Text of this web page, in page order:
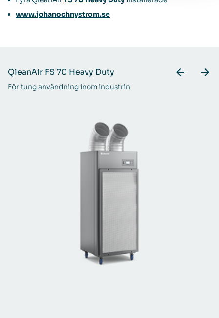
www.johanochnystrom.se
QleanAir FS 70 Heavy Duty
För tung användning inom industrin